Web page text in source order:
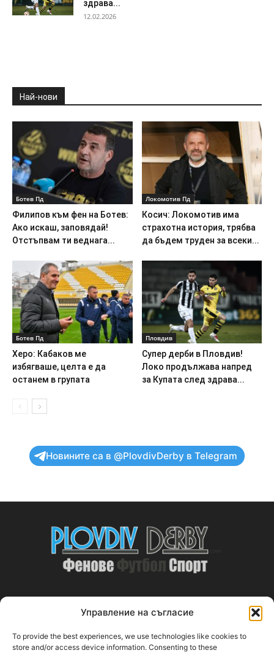
Управление на съгласие
To provide the best experiences, we use technologies like cookies to
store and/or access device information. Consenting to these
здрава...
12.02.2026
Най-нови
Ботев Пд
Филипов към фен на Ботев:
Ако искаш, заповядай!
Отстъпвам ти веднага...
Локомотив Пд
Косич: Локомотив има
страхотна история, трябва
да бъдем труден за всеки...
Ботев Пд
Херо: Кабаков ме
избягваше, целта е да
останем в групата
Пловдив
Супер дерби в Пловдив!
Локо продължава напред
за Купата след здрава...
Новините са в @PlovdivDerby в Telegram
ABOUT US
PlovdivDerby.com е първата пловдивска изцяло футболна